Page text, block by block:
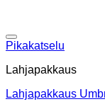
Pikakatselu
Lahjapakkaus
Lahjapakkaus